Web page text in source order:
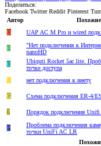
Поделиться:
Facebook Twitter Reddit Pinterest
Автор
D
UAP AC M Pro и wired
F
"Нет подключения к
nanoHD
E
Ubiquti Rocket 5ac lite.
точке доступа
Д
нет подключения к инету
G
Схема подключения ER-4/
7
Порядок подключения Unifi
P
Проблема подключения
точки UniFi AC LR